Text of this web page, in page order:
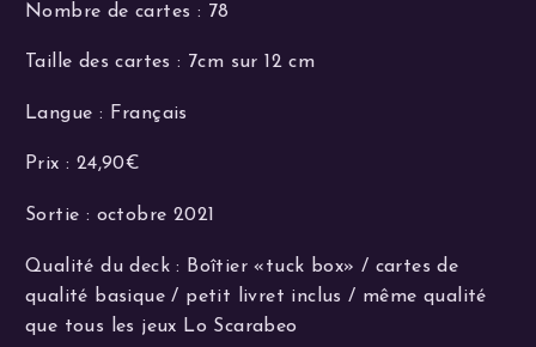
Nombre de cartes : 78
Taille des cartes : 7cm sur 12 cm
Langue : Français
Prix : 24,90€
Sortie : octobre 2021
Qualité du deck : Boîtier «tuck box» / cartes de
qualité basique / petit livret inclus / même qualité
que tous les jeux Lo Scarabeo